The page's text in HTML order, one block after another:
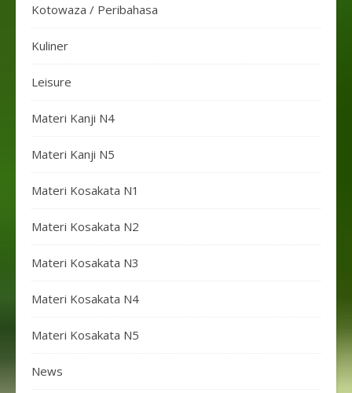
Kotowaza / Peribahasa
Kuliner
Leisure
Materi Kanji N4
Materi Kanji N5
Materi Kosakata N1
Materi Kosakata N2
Materi Kosakata N3
Materi Kosakata N4
Materi Kosakata N5
News